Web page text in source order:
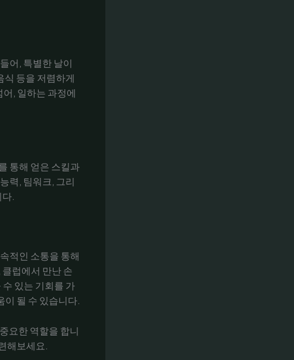
어, 특별한 날이
식 등을 저렴하게
, 일하는 과정에
통해 얻은 스킬과
력, 팀워크, 그리
.
적인 소통을 통해
럽에서 만난 손
있는 기회를 가
이 될 수 있습니다.
요한 역할을 합니
해보세요.